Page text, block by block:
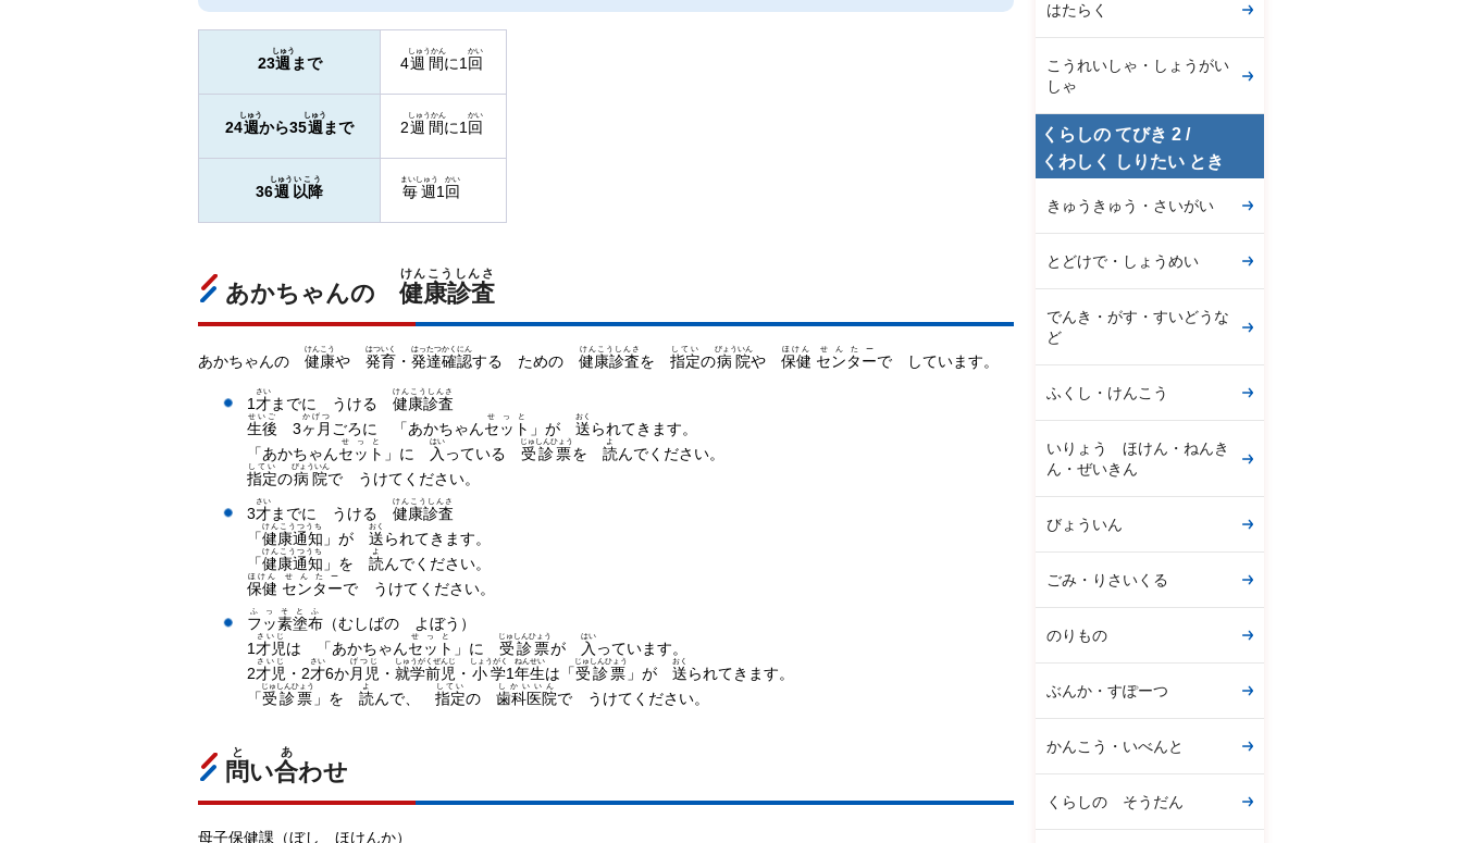
23週
しゅう
まで 4週間
しゅうかん
に1 回
かい
24週
しゅう
から35週
しゅう
まで 2週間
しゅうかん
に1 回
かい
36週
しゅう
以降
いこう
毎週
まいしゅう
1 回
かい
あかちゃんの 健康診査
けんこうしんさ
あかちゃんの 健康
けんこう
や 発育
はついく
・ 発達
はったつ
確認
かくにん
する ための 健康診査
けんこうしんさ
を 指定
してい
の病院
びょういん
や 保健
ほけん
センター
せんたー
で しています。
1才
さい
までに うける 健康診査
けんこうしんさ
生後
せいご
3ヶ月
かげつ
ごろに 「あかちゃんセット
せっと
」が 送
おく
られてきます。
「あかちゃんセット
せっと
」に 入
はい
っている 受診票
じゅしんひょう
を 読
よ
んでください。
指定
してい
の病院
びょういん
で うけてください。
3才
さい
までに うける 健康診査
けんこうしんさ
「健康通知
けんこうつうち
」が 送
おく
られてきます。
「健康通知
けんこうつうち
」を 読
よ
んでください。
保健
ほけん
センター
せんたー
で うけてください。
フッ素塗布
ふっそとふ
（むしばの よぼう）
1才児
さいじ
は 「あかちゃんセット
せっと
」に 受診票
じゅしんひょう
が 入
はい
っています。
2才児
さいじ
・2才
さい
6か月児
げつじ
・ 就学前児
しゅうがくぜんじ
・ 小学
しょうがく
1年生
ねんせい
は「受診票
じゅしんひょう
」が 送
おく
られてきます。
「受診票
じゅしんひょう
」を 読
よ
んで、 指定
してい
の 歯科医院
しかいいん
で うけてください。
問
と
い合
あ
わせ
母子保健課（ぼし ほけんか）
はたらく
こうれいしゃ・しょうがい
しゃ
くらしの てびき 2 /
くわしく しりたい とき
きゅうきゅう・さいがい
とどけで・しょうめい
でんき・がす・すいどうな
ど
ふくし・けんこう
いりょう ほけん・ねんき
ん・ぜいきん
びょういん
ごみ・りさいくる
のりもの
ぶんか・すぽーつ
かんこう・いべんと
くらしの そうだん